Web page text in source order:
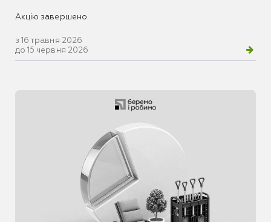
Акцію завершено.
з 16 травня 2026
до 15 червня 2026